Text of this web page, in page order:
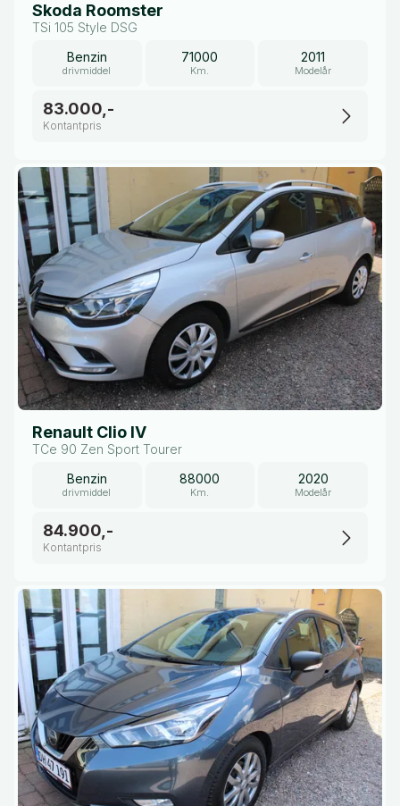
Skoda Roomster
TSi 105 Style DSG
Benzin
drivmiddel
71000
Km.
2011
Modelår
83.000,-
Kontantpris
Renault Clio IV
TCe 90 Zen Sport Tourer
Benzin
drivmiddel
88000
Km.
2020
Modelår
84.900,-
Kontantpris